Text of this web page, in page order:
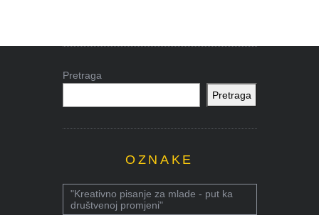
Pretraga
Pretraga
OZNAKE
"Kreativno pisanje za mlade - put ka
društvenoj promjeni"